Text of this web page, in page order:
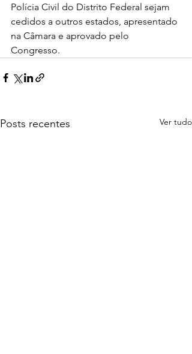
Polícia Civil do Distrito Federal sejam
cedidos a outros estados, apresentado
na Câmara e aprovado pelo
Congresso.
Posts recentes Ver tudo